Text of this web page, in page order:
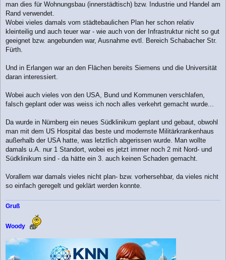
man dies für Wohnungsbau (innerstädtisch) bzw. Industrie und Handel am
Rand verwendet.
Wobei vieles damals vom städtebaulichen Plan her schon relativ
kleinteilig und auch teuer war - wie auch von der Infrastruktur nicht so gut
geeignet bzw. angebunden war, Ausnahme evtl. Bereich Schabacher Str.
Fürth.
Und in Erlangen war an den Flächen bereits Siemens und die Universität
daran interessiert.
Wobei auch vieles von den USA, Bund und Kommunen verschlafen,
falsch geplant oder was weiss ich noch alles verkehrt gemacht wurde...
Da wurde in Nürnberg ein neues Südklinikum geplant und gebaut, obwohl
man mit dem US Hospital das beste und modernste Militärkrankenhaus
außerhalb der USA hatte, was letztlich abgerissen wurde. Man wollte
damals u.A. nur 1 Standort, wobei es jetzt immer noch 2 mit Nord- und
Südklinikum sind - da hätte ein 3. auch keinen Schaden gemacht.
Vorallem war damals vieles nicht plan- bzw. vorhersehbar, da vieles nicht
so einfach geregelt und geklärt werden konnte.
Gruß
Woody